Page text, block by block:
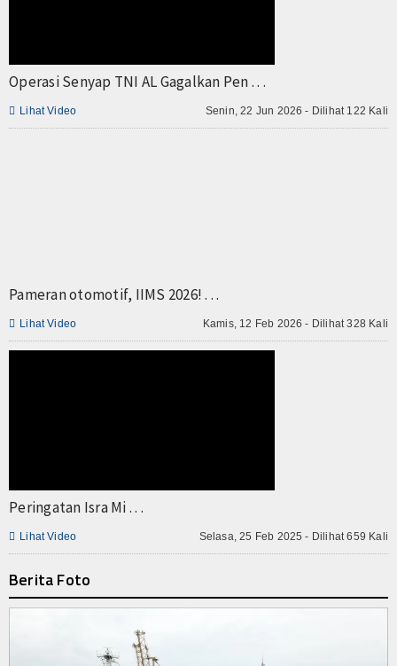
TV
Channel
Operasi Senyap TNI AL Gagalkan Pen . . .
Senin, 22 Jun 2026 - Dilihat 122 Kali
 Lihat Video
Pameran otomotif, IIMS 2026! . . .
Kamis, 12 Feb 2026 - Dilihat 328 Kali
 Lihat Video
Peringatan Isra Mi . . .
Selasa, 25 Feb 2025 - Dilihat 659 Kali
 Lihat Video
Berita Foto